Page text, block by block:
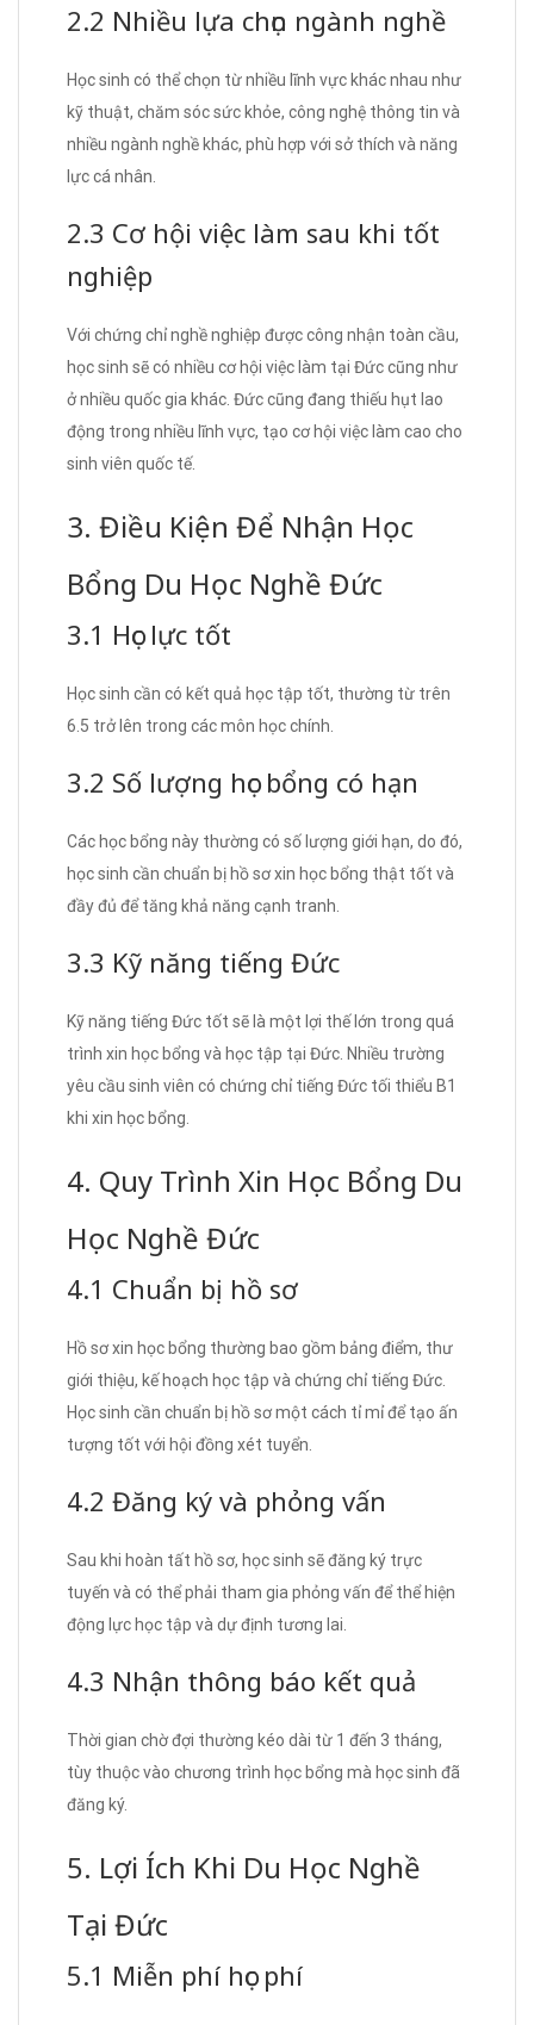
2.2 Nhiều lựa chọn ngành nghề
Học sinh có thể chọn từ nhiều lĩnh vực khác nhau như
kỹ thuật, chăm sóc sức khỏe, công nghệ thông tin và
nhiều ngành nghề khác, phù hợp với sở thích và năng
lực cá nhân.
2.3 Cơ hội việc làm sau khi tốt
nghiệp
Với chứng chỉ nghề nghiệp được công nhận toàn cầu,
học sinh sẽ có nhiều cơ hội việc làm tại Đức cũng như
ở nhiều quốc gia khác. Đức cũng đang thiếu hụt lao
động trong nhiều lĩnh vực, tạo cơ hội việc làm cao cho
sinh viên quốc tế.
3. Điều Kiện Để Nhận Học
Bổng Du Học Nghề Đức
3.1 Học lực tốt
Học sinh cần có kết quả học tập tốt, thường từ trên
6.5 trở lên trong các môn học chính.
3.2 Số lượng học bổng có hạn
Các học bổng này thường có số lượng giới hạn, do đó,
học sinh cần chuẩn bị hồ sơ xin học bổng thật tốt và
đầy đủ để tăng khả năng cạnh tranh.
3.3 Kỹ năng tiếng Đức
Kỹ năng tiếng Đức tốt sẽ là một lợi thế lớn trong quá
trình xin học bổng và học tập tại Đức. Nhiều trường
yêu cầu sinh viên có chứng chỉ tiếng Đức tối thiểu B1
khi xin học bổng.
4. Quy Trình Xin Học Bổng Du
Học Nghề Đức
4.1 Chuẩn bị hồ sơ
Hồ sơ xin học bổng thường bao gồm bảng điểm, thư
giới thiệu, kế hoạch học tập và chứng chỉ tiếng Đức.
Học sinh cần chuẩn bị hồ sơ một cách tỉ mỉ để tạo ấn
tượng tốt với hội đồng xét tuyển.
4.2 Đăng ký và phỏng vấn
Sau khi hoàn tất hồ sơ, học sinh sẽ đăng ký trực
tuyến và có thể phải tham gia phỏng vấn để thể hiện
động lực học tập và dự định tương lai.
4.3 Nhận thông báo kết quả
Thời gian chờ đợi thường kéo dài từ 1 đến 3 tháng,
tùy thuộc vào chương trình học bổng mà học sinh đã
đăng ký.
5. Lợi Ích Khi Du Học Nghề
Tại Đức
5.1 Miễn phí học phí